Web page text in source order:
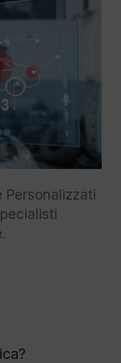
Personalizzati